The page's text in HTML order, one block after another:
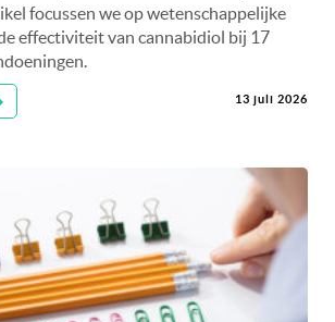
focussen we op wetenschappelijke
effectiviteit van cannabidiol bij 17
13 juli 2026